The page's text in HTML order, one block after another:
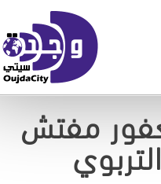
مفتش